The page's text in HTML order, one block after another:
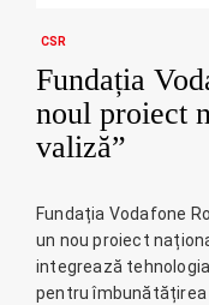
CSR
Fundația
noul proiect
valiză”
Fundația Vodafone
un nou proiect
integrează
pentru